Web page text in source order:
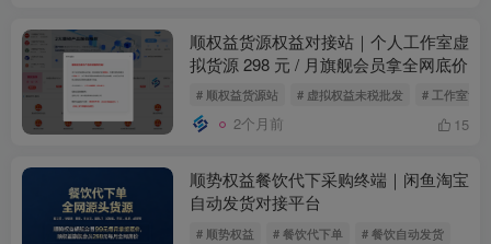
顺权益货源权益对接站｜个人工作室虚
拟货源 298 元 / 月旗舰会员拿全网底价
# 顺权益货源站 # 虚拟权益未税批发 # 工作室货
2个月前 15
顺势权益餐饮代下采购终端｜闲鱼淘宝
自动发货对接平台
# 顺势权益 # 餐饮代下单 # 餐饮自动发货